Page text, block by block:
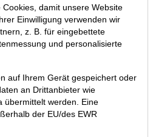
spannendster
Uhlschmied
damit unsere Website
Einwilligung verwenden wir
z. B. für eingebettete
und personalisierte
auf Ihrem Gerät gespeichert oder
an Drittanbieter wie
übermittelt werden. Eine
der EU/des EWR